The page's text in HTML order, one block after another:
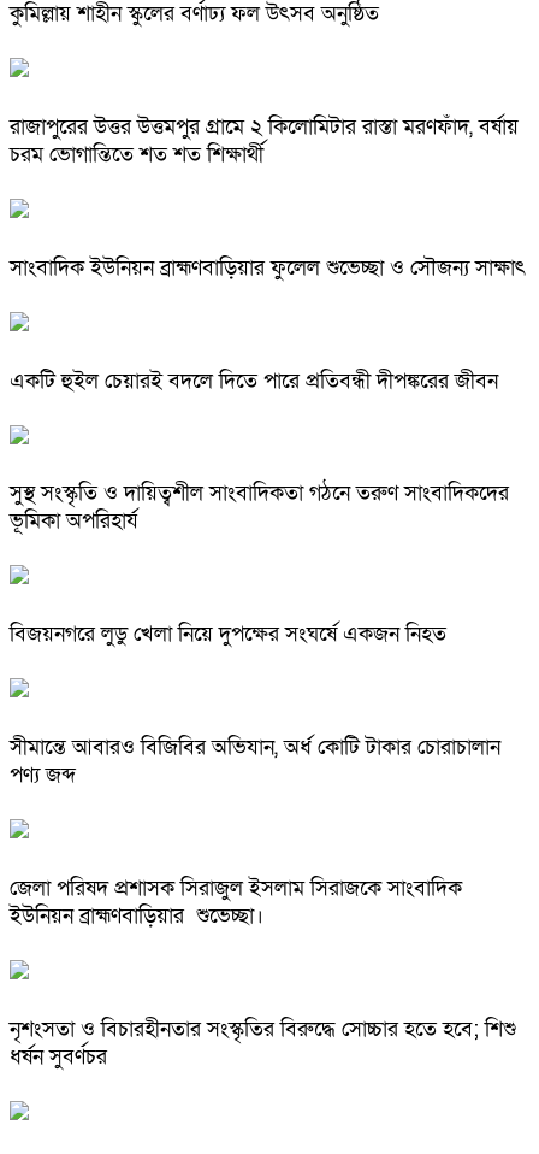
কুমিল্লায় শাহীন স্কুলের বর্ণাঢ্য ফল উৎসব অনুষ্ঠিত
রাজাপুরের উত্তর উত্তমপুর গ্রামে ২ কিলোমিটার রাস্তা মরণফাঁদ, বর্ষায়
চরম ভোগান্তিতে শত শত শিক্ষার্থী
সাংবাদিক ইউনিয়ন ব্রাহ্মণবাড়িয়ার ফুলেল শুভেচ্ছা ও সৌজন্য সাক্ষাৎ
একটি হুইল চেয়ারই বদলে দিতে পারে প্রতিবন্ধী দীপঙ্করের জীবন
সুস্থ সংস্কৃতি ও দায়িত্বশীল সাংবাদিকতা গঠনে তরুণ সাংবাদিকদের
ভূমিকা অপরিহার্য
বিজয়নগরে লুডু খেলা নিয়ে দুপক্ষের সংঘর্ষে একজন নিহত
সীমান্তে আবারও বিজিবির অভিযান, অর্ধ কোটি টাকার চোরাচালান
পণ্য জব্দ
জেলা পরিষদ প্রশাসক সিরাজুল ইসলাম সিরাজকে সাংবাদিক
ইউনিয়ন ব্রাহ্মণবাড়িয়ার শুভেচ্ছা।
নৃশংসতা ও বিচারহীনতার সংস্কৃতির বিরুদ্ধে সোচ্চার হতে হবে; শিশু
ধর্ষন সুবর্ণচর